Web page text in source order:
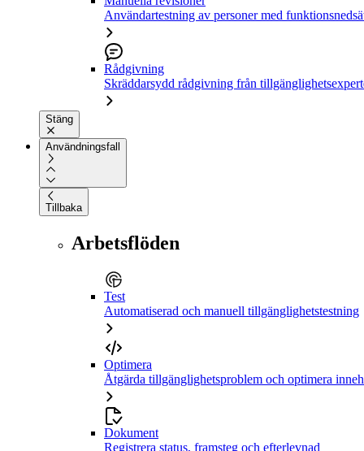
Användartestning av personer med
Rådgivning
Skräddarsydd rådgivning från
Stäng
Användningsfall
Tillbaka
Arbetsflöden
Test
Automatiserad och manuell tillgänglighetstestning
Optimera
Åtgärda tillgänglighetsproblem och optimera
Dokument
Registrera status, framsteg och efterlevnad